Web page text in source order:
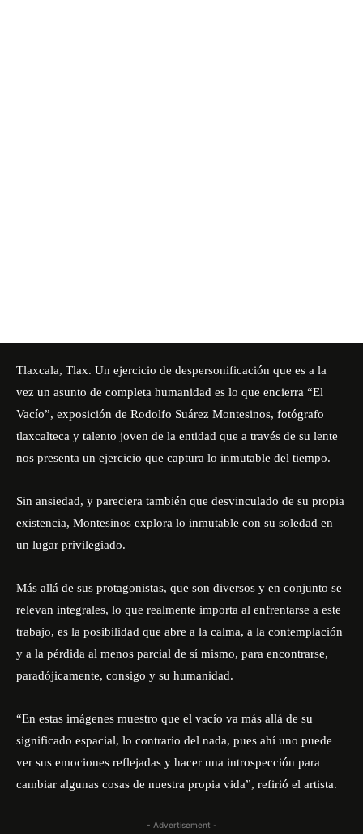
Tlaxcala, Tlax. Un ejercicio de despersonificación que es a la
vez un asunto de completa humanidad es lo que encierra “El
Vacío”, exposición de Rodolfo Suárez Montesinos, fotógrafo
tlaxcalteca y talento joven de la entidad que a través de su lente
nos presenta un ejercicio que captura lo inmutable del tiempo.
Sin ansiedad, y pareciera también que desvinculado de su propia
existencia, Montesinos explora lo inmutable con su soledad en
un lugar privilegiado.
Más allá de sus protagonistas, que son diversos y en conjunto se
relevan integrales, lo que realmente importa al enfrentarse a este
trabajo, es la posibilidad que abre a la calma, a la contemplación
y a la pérdida al menos parcial de sí mismo, para encontrarse,
paradójicamente, consigo y su humanidad.
“En estas imágenes muestro que el vacío va más allá de su
significado espacial, lo contrario del nada, pues ahí uno puede
ver sus emociones reflejadas y hacer una introspección para
cambiar algunas cosas de nuestra propia vida”, refirió el artista.
- Advertisement -